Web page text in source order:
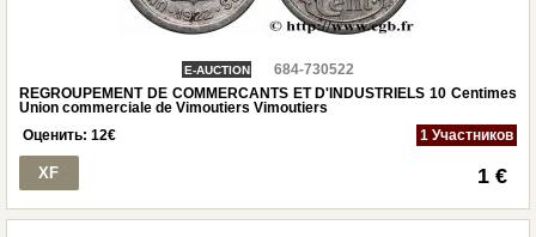
E-AUCTION
684-730522
REGROUPEMENT DE COMMERCANTS ET D'INDUSTRIELS 10 Centimes
Union commerciale de Vimoutiers Vimoutiers
Оценить: 12€ 1 Участников
XF 1 €